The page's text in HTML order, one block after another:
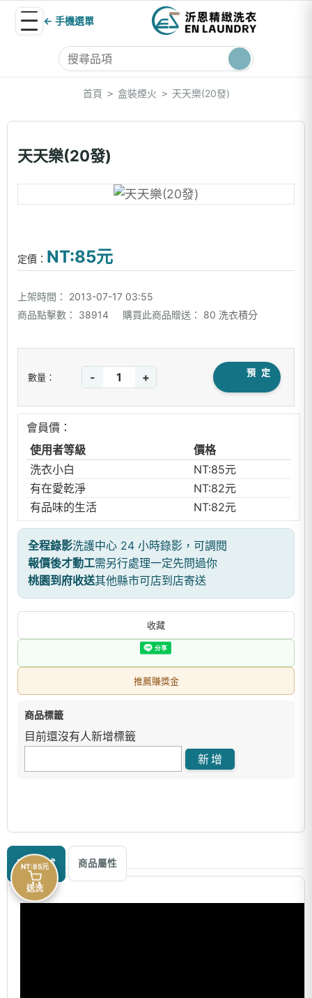
← 手機選單
首頁 > 盒裝煙火 > 天天樂(20發)
天天樂(20發)
定價： NT:85元
上架時間：
2013-07-17 03:55
商品點擊數：
38914 購買此商品贈送： 80 洗衣積分
數量： - + 預 定
會員價：
使用者等級
價格
洗衣小白
NT:85元
有在愛乾淨
NT:82元
有品味的生活
NT:82元
全程錄影洗護中心 24 小時錄影，可調閱
報價後才動工需另行處理一定先問過你
桃園到府收送其他縣市可店到店寄送
收藏
推薦賺獎金
商品標籤
目前還沒有人新增標籤
商品描述 商品屬性
NT:85元
送洗